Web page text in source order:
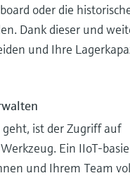
oder die
Dank dieser und
und Ihre
ist der Zugriff auf
Ein IIoT-
und Ihrem Team